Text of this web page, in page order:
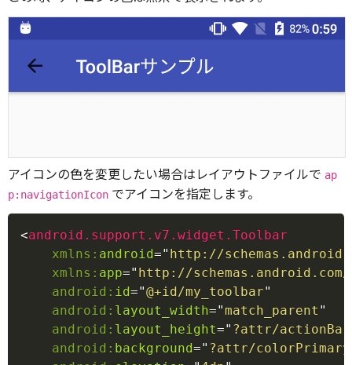
アイコンの色を変更したい場合はレイアウトファイルで ap
p:navigationIcon でアイコンを指定します。
<android.support.v7.widget.Toolbar
xmlns: android=" http://
xmlns: app=" http://
android: id="@+id/my_toolbar"
android: layout_width="match_parent "
android: layout_height=" ?attr/
android: background=" ?attr/colorPrimary